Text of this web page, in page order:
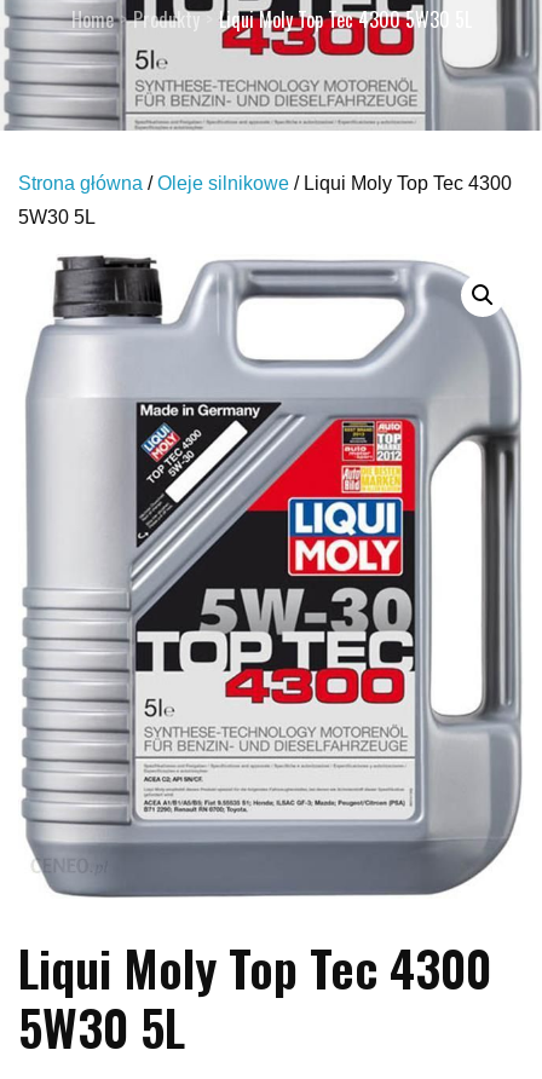
Home Produkty Liqui Moly Top Tec 4300 5W30 5L
Strona główna /Oleje silnikowe / Liqui Moly Top Tec 4300
5W30 5L
Liqui Moly Top Tec 4300
5W30 5L